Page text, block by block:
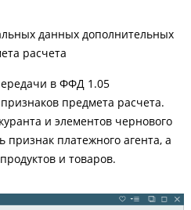
данных дополнительных
расчета
в ФФД 1.05
предмета расчета.
и элементов чернового
признак платежного агента, а
и товаров.